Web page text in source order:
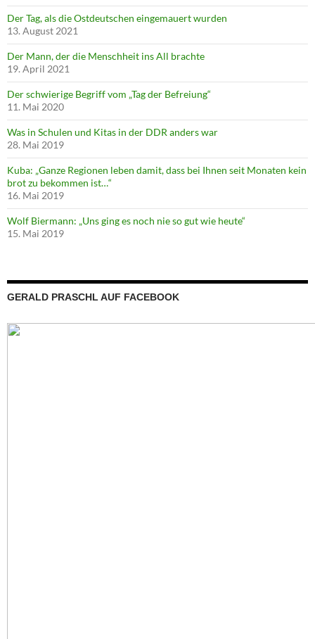
Der Tag, als die Ostdeutschen eingemauert wurden
13. August 2021
Der Mann, der die Menschheit ins All brachte
19. April 2021
Der schwierige Begriff vom „Tag der Befreiung“
11. Mai 2020
Was in Schulen und Kitas in der DDR anders war
28. Mai 2019
Kuba: „Ganze Regionen leben damit, dass bei Ihnen seit Monaten kein
brot zu bekommen ist…“
16. Mai 2019
Wolf Biermann: „Uns ging es noch nie so gut wie heute“
15. Mai 2019
GERALD PRASCHL AUF FACEBOOK